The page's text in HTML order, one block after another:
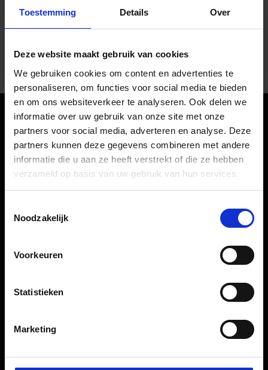
Toestemming Details Over
Deze website maakt gebruik van cookies
We gebruiken cookies om content en advertenties te
personaliseren, om functies voor social media te bieden
en om ons websiteverkeer te analyseren. Ook delen we
informatie over uw gebruik van onze site met onze
partners voor social media, adverteren en analyse. Deze
partners kunnen deze gegevens combineren met andere
informatie die u aan ze heeft verstrekt of die ze hebben
verzameld op basis van uw gebruik van hun services.
Noodzakelijk
Voorkeuren
Statistieken
Marketing
Oriëntatie
Passagiers
Vervoer
B2B (EN)